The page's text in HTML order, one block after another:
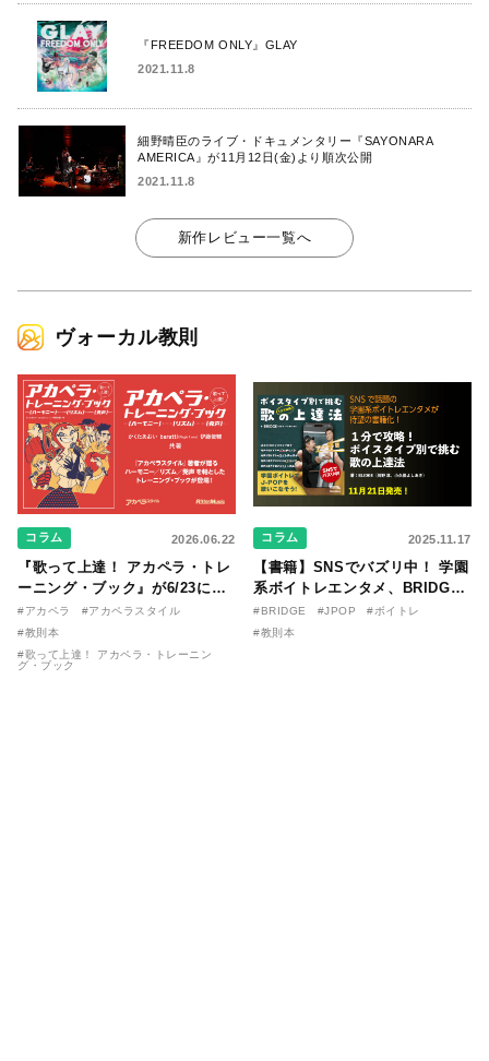
『FREEDOM ONLY』GLAY
2021.11.8
細野晴臣のライブ・ドキュメンタリー『SAYONARA
AMERICA』が11月12日(金)より順次公開
2021.11.8
新作レビュー一覧へ
ヴォーカル教則
コラム 2026.06.22
『歌って上達！ アカペラ・トレ
ーニング・ブック』が6/23に発
売！ 課題曲音源・音取り用アプ
リを公開。
#アカペラ
#アカペラスタイル
#教則本
#歌って上達！ アカペラ・トレーニン
グ・ブック
コラム 2025.11.17
【書籍】SNSでバズリ中！ 学園
系ボイトレエンタメ、BRIDGE
が届ける教則本『１分で攻略！
ボイスタイプ別で挑む歌の上達
#BRIDGE #JPOP
#ボイトレ
#教則本